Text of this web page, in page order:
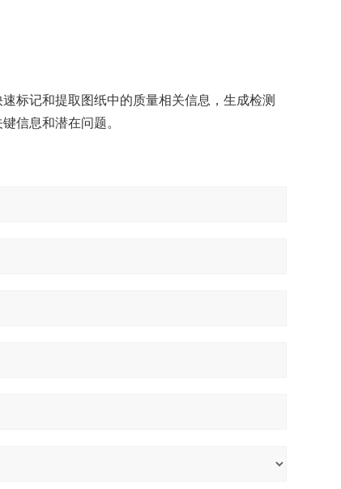
标记和提取图纸中的质量相关信息，生成检测
信息和潜在问题。